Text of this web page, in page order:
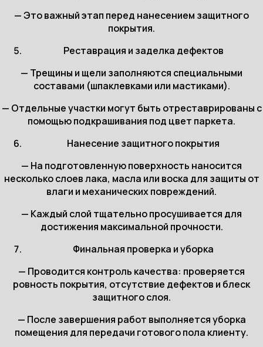
— Это важный этап перед нанесением защитного
покрытия.
Реставрация и заделка дефектов
— Трещины и щели заполняются специальными
составами (шпаклевками или мастиками).
— Отдельные участки могут быть отреставрированы с
помощью подкрашивания под цвет паркета.
Нанесение защитного покрытия
— На подготовленную поверхность наносится
несколько слоев лака, масла или воска для защиты от
влаги и механических повреждений.
— Каждый слой тщательно просушивается для
достижения максимальной прочности.
Финальная проверка и уборка
— Проводится контроль качества: проверяется
ровность покрытия, отсутствие дефектов и блеск
защитного слоя.
— После завершения работ выполняется уборка
помещения для передачи готового пола клиенту.